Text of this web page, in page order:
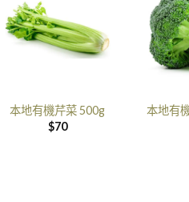
本地有機芹菜 500g
$70
本地有